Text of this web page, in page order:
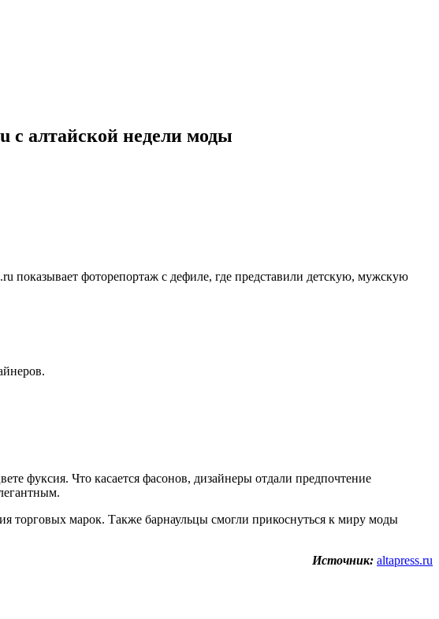
с алтайской недели моды
показывает фоторепортаж с дефиле, где представили детскую, мужскую
фуксия. Что касается фасонов, дизайнеры отдали предпочтение
торговых марок. Также барнаульцы смогли прикоснуться к миру моды
Источник: altapress.ru